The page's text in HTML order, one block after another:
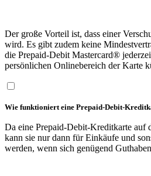
Der große Vorteil ist, dass einer
wird. Es gibt zudem keine
die Prepaid-Debit Mastercard®
persönlichen Onlinebereich der Karte
Wie funktioniert eine Prepaid-Debit-
Da eine Prepaid-Debit-Kreditkarte auf
kann sie nur dann für Einkäufe und
werden, wenn sich genügend